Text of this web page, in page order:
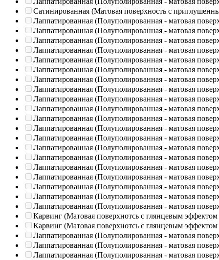
Сатинированная (Матовая поверхность с
Лаппатированная (Полуполированная - матовая
Лаппатированная (Полуполированная - матовая
Лаппатированная (Полуполированная - матовая
Лаппатированная (Полуполированная - матовая
Лаппатированная (Полуполированная - матовая
Лаппатированная (Полуполированная - матовая
Лаппатированная (Полуполированная - матовая
Лаппатированная (Полуполированная - матовая
Лаппатированная (Полуполированная - матовая
Лаппатированная (Полуполированная - матовая
Лаппатированная (Полуполированная - матовая
Лаппатированная (Полуполированная - матовая
Лаппатированная (Полуполированная - матовая
Лаппатированная (Полуполированная - матовая
Лаппатированная (Полуполированная - матовая
Лаппатированная (Полуполированная - матовая
Лаппатированная (Полуполированная - матовая
Лаппатированная (Полуполированная - матовая
Лаппатированная (Полуполированная - матовая
Лаппатированная (Полуполированная - матовая
Карвинг (Матовая поверхнотсь с глянцевым эффектом
Карвинг (Матовая поверхнотсь с глянцевым эффектом
Лаппатированная (Полуполированная - матовая
Лаппатированная (Полуполированная - матовая
Лаппатированная (Полуполированная - матовая